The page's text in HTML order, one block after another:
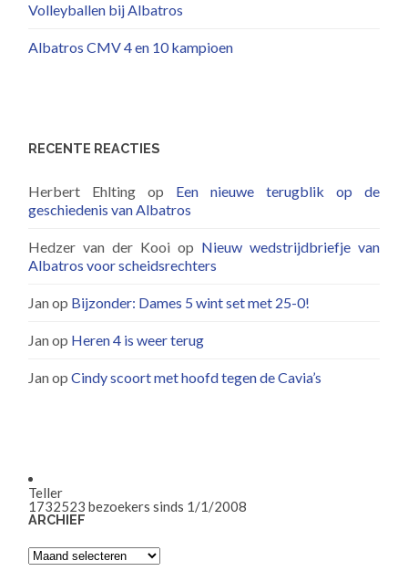
Volleyballen bij Albatros
Albatros CMV 4 en 10 kampioen
RECENTE REACTIES
Herbert Ehlting op Een nieuwe terugblik op de
geschiedenis van Albatros
Hedzer van der Kooi op Nieuw wedstrijdbriefje van
Albatros voor scheidsrechters
Janop Bijzonder: Dames 5 wint set met 25-0!
Janop Heren 4 is weer terug
JanopCindy scoort met hoofd tegen de Cavia’s
Teller
1732523 bezoekers sinds 1/1/2008
ARCHIEF
Archief